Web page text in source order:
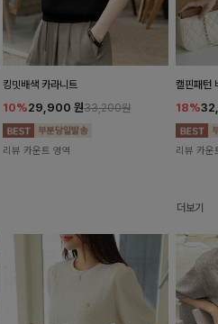
킹밋배색 카라니트
10%29,900 원33,200원
리뷰 카운트 영역
캘핀패턴
18%
리뷰 카운
더보기